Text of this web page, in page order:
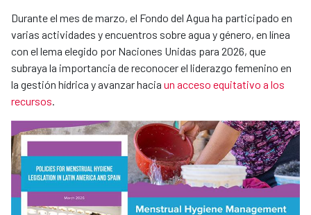
Durante el mes de marzo, el Fondo del Agua ha participado en
varias actividades y encuentros sobre agua y género, en línea
con el lema elegido por Naciones Unidas para 2026, que
subraya la importancia de reconocer el liderazgo femenino en
la gestión hídrica y avanzar hacia un acceso equitativo a los
recursos.